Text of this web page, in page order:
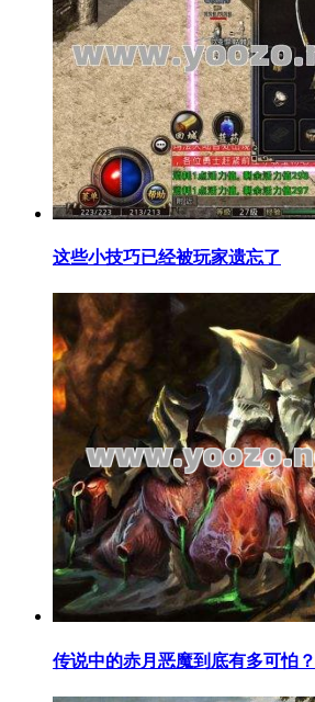
这些小技巧已经被玩家遗忘了
传说中的赤月恶魔到底有多可怕？